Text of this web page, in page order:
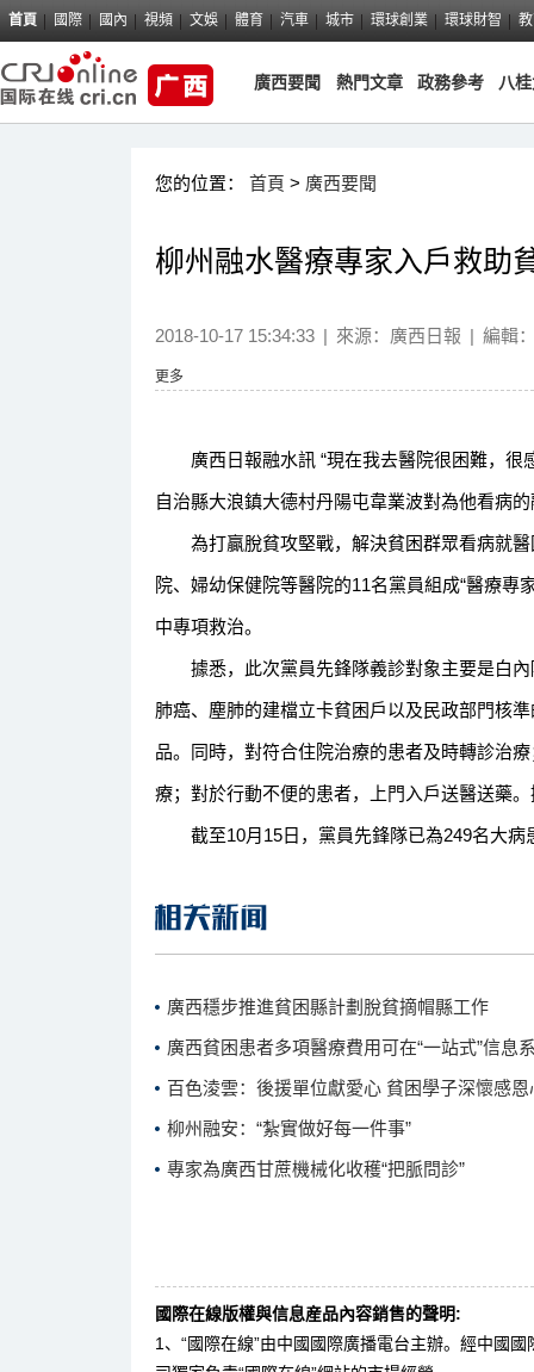
首頁 國際 國內 視頻 文娛 體育 汽車 城市 環球創業 環球財智
廣西要聞 熱門文章 政務參考 八
您的位置： 首頁 > 廣西要聞
柳州融水醫療專家入戶救助
2018-10-17 15:34:33 | 來源： 廣西日報 | 編輯
更多
廣西日報融水訊 “現在我去醫院很困難，很
自治縣大浪鎮大德村丹陽屯韋業波對為他看病
為打贏脫貧攻堅戰，解決貧困群眾看病就醫
院、婦幼保健院等醫院的11名黨員組成“醫療專
中專項救治。
據悉，此次黨員先鋒隊義診對象主要是白內
肺癌、塵肺的建檔立卡貧困戶以及民政部門核
品。同時，對符合住院治療的患者及時轉診治
療；對於行動不便的患者，上門入戶送醫送藥
截至10月15日，黨員先鋒隊已為249名大病
廣西穩步推進貧困縣計劃脫貧摘帽縣工作
廣西貧困患者多項醫療費用可在“一站式”信息
百色淩雲：後援單位獻愛心 貧困學子深懷感恩
柳州融安：“紮實做好每一件事”
專家為廣西甘蔗機械化收穫“把脈問診”
國際在線版權與信息産品內容銷售的聲明:
1、“國際在線”由中國國際廣播電台主辦。經中國